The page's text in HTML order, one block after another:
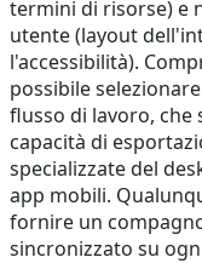
termini di risorse) e
utente (layout
l'accessibilità).
possibile
flusso di lavoro,
capacità di
specializzate del
app mobili.
fornire un
sincronizzato su